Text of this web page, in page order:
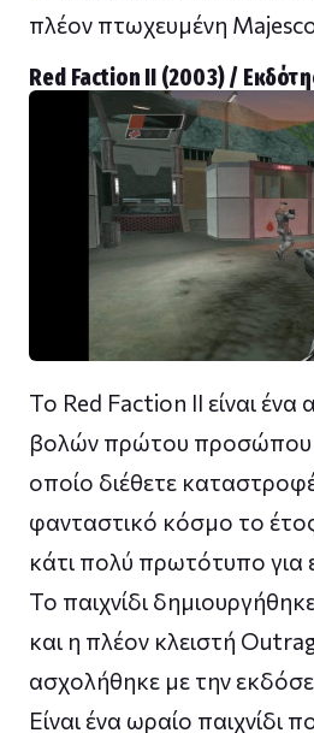
πλέον πτωχευμένη
Red Faction II (2003) /
Το Red Faction II είναι ένα
βολών πρώτου προσώπου
οποίο διέθετε
φανταστικό κόσμο το
κάτι πολύ πρωτότυπο για
Το παιχνίδι
και η πλέον κλειστή
ασχολήθηκε με την
Είναι ένα ωραίο παιχνίδι